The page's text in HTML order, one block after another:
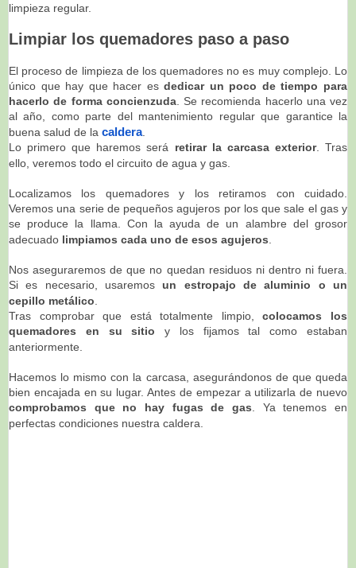
limpieza regular.
Limpiar los quemadores paso a paso
El proceso de limpieza de los quemadores no es muy complejo. Lo
único que hay que hacer esdedicar un poco de tiempo para
hacerlo de forma concienzuda. Se recomienda hacerlo una vez
al año, como parte del mantenimiento regular que garantice la
buena salud de la caldera.
Lo primero que haremos será retirar la carcasa exterior. Tras
ello, veremos todo el circuito de agua y gas.
Localizamos los quemadores y los retiramos con cuidado.
Veremos una serie de pequeños agujeros por los que sale el gas y
se produce la llama. Con la ayuda de un alambre del grosor
adecuado limpiamos cada uno de esos agujeros
Nos aseguraremos de que no quedan residuos ni dentro ni fuera.
Si es necesario, usaremos un estropajo de aluminio o un
cepillo metálico
Tras comprobar que está totalmente limpio,colocamos los
quemadores en su sitio y los fijamos tal como estaban
anteriormente.
Hacemos lo mismo con la carcasa, asegurándonos de que queda
bien encajada en su lugar. Antes de empezar a utilizarla de nuevo
comprobamos que no hay fugas de gas . Ya tenemos en
perfectas condiciones nuestra caldera.